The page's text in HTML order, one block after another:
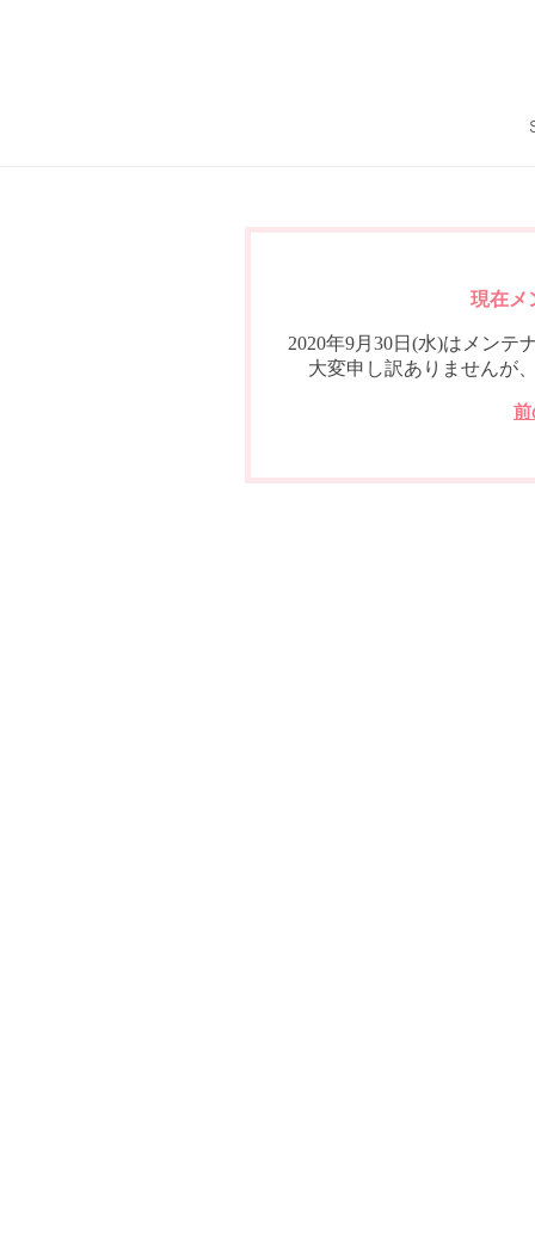
現在メ
2020年9月30日(水)はメンテ
大変申し訳ありませんが
前